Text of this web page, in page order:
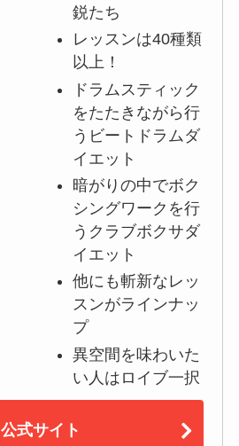
鋭たち
レッスンは40種類
以上！
ドラムスティック
をたたきながら行
うビートドラムダ
イエット
暗がりの中でボク
シングワークを行
うクラブボクサダ
イエット
他にも斬新なレッ
スンがラインナッ
プ
異空間を味わいた
い人はロイブ一択
公式サイト